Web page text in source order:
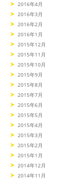
2016年4月
2016年3月
2016年2月
2016年1月
2015年12月
2015年11月
2015年10月
2015年9月
2015年8月
2015年7月
2015年6月
2015年5月
2015年4月
2015年3月
2015年2月
2015年1月
2014年12月
2014年11月